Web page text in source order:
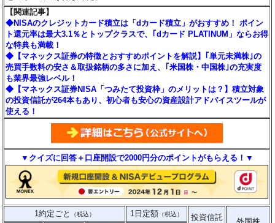
【関連記事】
◆NISAのクレジットカード積立は「dカード積立」がおすすめ！ ポイン
ト還元率は最大3.1％とトップクラスで、｢dカード PLATINUM」ならお得
な特典も満載！
◆【マネックス証券の特徴とおすすめポイントを解説】｢単元未満株｣の
売買手数料の安さ＆取扱銘柄の多さに加え、｢米国株・中国株｣の充実度
も業界最強レベル！
◆【マネックス証券NISA「つみたて投資枠」のメリットは？】積立対象
の投資信託が264本もあり、初心者も安心の資産設計アドバイスツールが
使える！
▼クイズに回答＋口座開設で2000円分のポイントがもらえる！▼
1約定ごと （税込） 1日定額 （税込） 投資信託